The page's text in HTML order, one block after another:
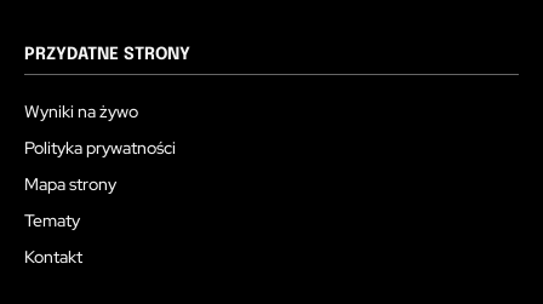
PRZYDATNE STRONY
Wyniki na żywo
Polityka prywatności
Mapa strony
Tematy
Kontakt